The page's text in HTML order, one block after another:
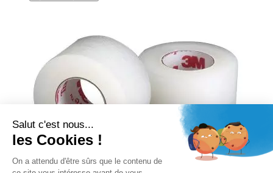
Salut c'est nous...
les Cookies !
On a attendu d'être sûrs que le contenu de